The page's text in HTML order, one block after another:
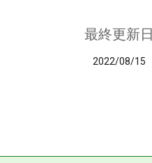
最終更新日
2022/08/15